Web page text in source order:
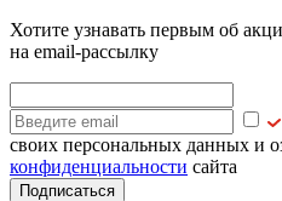
Хотите узнавать первым об
на email-рассылку
своих персональных данных и
конфиденциальности сайта
Подписаться